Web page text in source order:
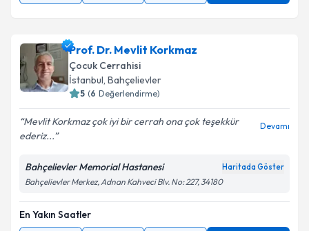
Prof. Dr. Mevlit Korkmaz
Çocuk Cerrahisi
İstanbul, Bahçelievler
5 (6 Değerlendirme)
Mevlit Korkmaz çok iyi bir cerrah ona çok teşekkür
ederiz...
Devamı
Bahçelievler Memorial Hastanesi Haritada Göster
Bahçelievler Merkez, Adnan Kahveci Blv. No: 227, 34180
En Yakın Saatler